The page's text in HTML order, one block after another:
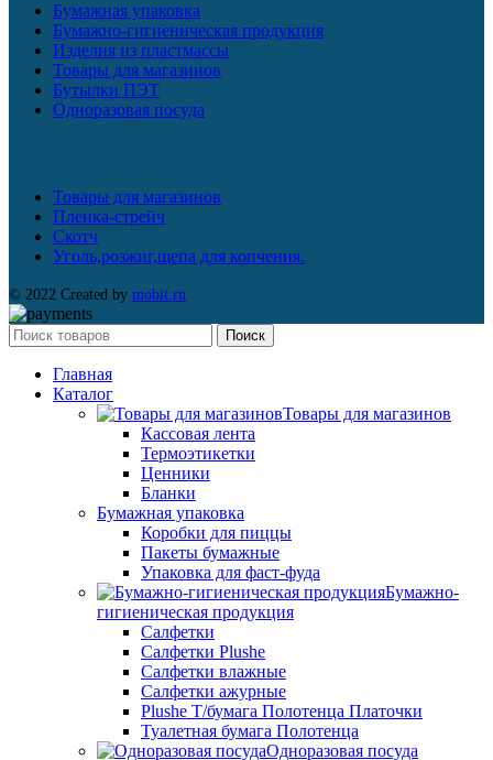
Бумажная упаковка
Бумажно-гигиеническая продукция
Изделия из пластмассы
Товары для магазинов
Бутылки ПЭТ
Одноразовая посуда
Товары для магазинов
Пленка-стрейч
Скотч
Уголь,розжиг,щепа для копчения.
© 2022 Created by mobit.ru
Поиск
Главная
Каталог
Товары для магазинов
Кассовая лента
Термоэтикетки
Ценники
Бланки
Бумажная упаковка
Коробки для пиццы
Пакеты бумажные
Упаковка для фаст-фуда
Бумажно-
гигиеническая продукция
Салфетки
Салфетки Plushe
Салфетки влажные
Салфетки ажурные
Plushe Т/бумага Полотенца Платочки
Туалетная бумага Полотенца
Одноразовая посуда